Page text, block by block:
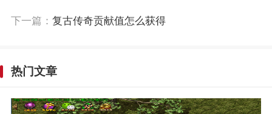
下一篇： 复古传奇贡献值怎么获得
热门文章